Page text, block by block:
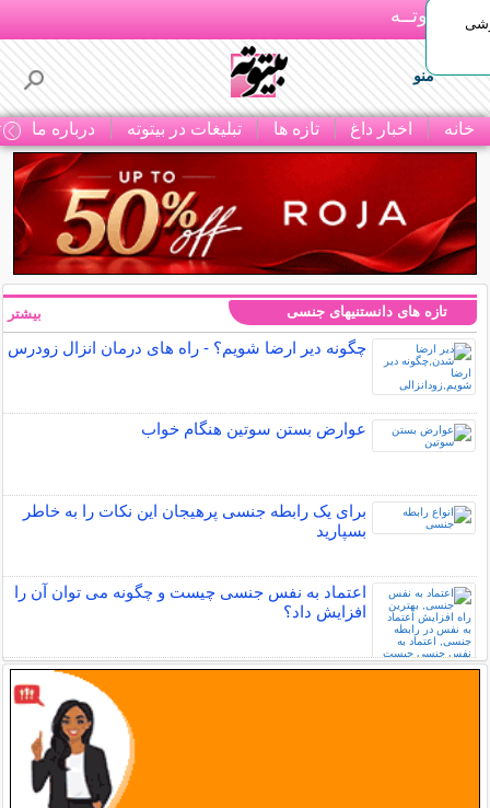
بـیتوتــه
منو
خانه اخبار داغ تازه ها تبلیغات در بیتوته درباره ما
تازه های دانستنیهای جنسی
چگونه دیر ارضا شویم؟ - راه های درمان انزال زودرس
عوارض بستن سوتین هنگام خواب
برای یک رابطه جنسی پرهیجان این نکات را به خاطر
بسپارید
اعتماد به نفس جنسی چیست و چگونه می توان آن را
افزایش داد؟
بیشتر